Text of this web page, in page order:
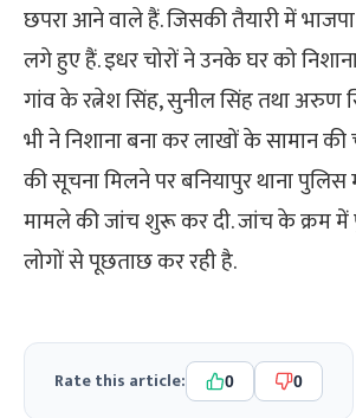
छपरा आने वाले हैं. जिसकी तैयारी में
लगे हुए हैं. इधर चोरों ने उनके घर को
गांव के रत्नेश सिंह, सुनील सिंह तथा अरुण
भी ने निशाना बना कर लाखों के सामान की
की सूचना मिलने पर बनियापुर थाना
मामले की जांच शुरू कर दी. जांच के क्रम
लोगों से पूछताछ कर रही है.
Rate this article: 0 0